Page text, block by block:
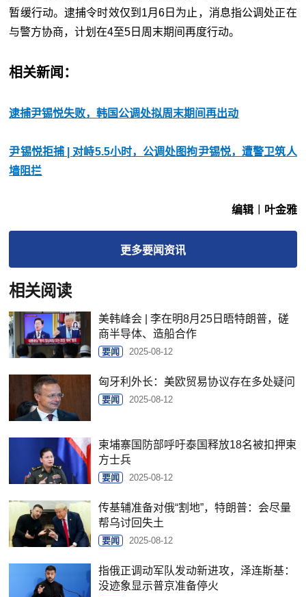
暂缓行动。逮捕令时效仅到1月6日为止，消息指公调处正在
与警方协商，计划在4至5日周末期间再度行动。
相关新闻：
逮捕尹锡悦失败，韩国公调处拟周末期间再出动
尹锡悦拒捕 | 对峙5.5小时，公调处图拘尹锡悦，遭警卫筑人
墙阻拦
编辑︱叶金雅
更多要闻资讯
相关阅读
美韩峰会 | 李在明8月25日晤特朗普，磋
商半导体、造船合作
要闻 2025-08-12
匈牙利外长：美欧贸易协议存在多处疑问
要闻 2025-08-12
柬埔寨国防部呼吁泰国释放18名被扣押柬
方士兵
要闻 2025-08-12
传基辅准备对俄“割地”，特朗普：会尽量
帮乌讨回失土
要闻 2025-08-12
指俄正调动军队发动新进攻，泽连斯基：
没迹象显示普京准备停火